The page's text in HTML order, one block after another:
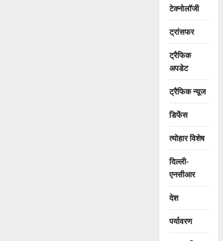
टेक्नोलॉजी
ट्रांसफर
ट्रैफिक
अपडेट
ट्रैफिक न्यूज
डिफेंस
त्योहार विशेष
दिल्ली-
एनसीआर
देश
पर्यावरण